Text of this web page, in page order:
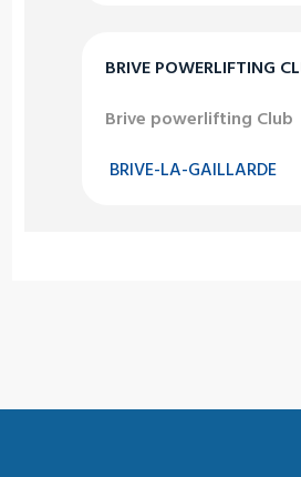
BRIVE POWERLIFTING
Brive powerlifting Club
BRIVE-LA-GAILLARDE